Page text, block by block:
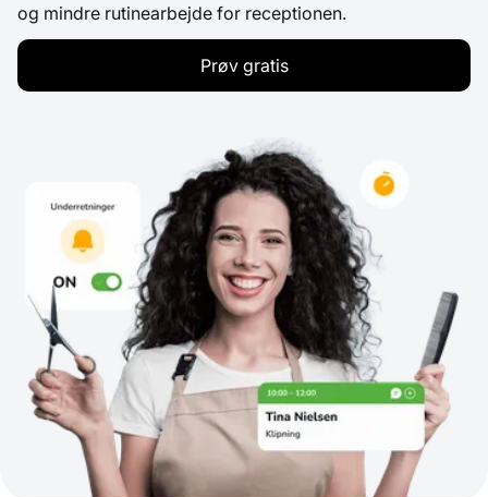
og mindre rutinearbejde for receptionen.
Prøv gratis